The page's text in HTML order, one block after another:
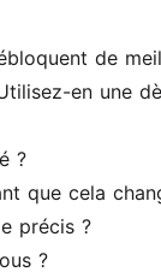
de
en une
?
que cela
précis ?
?